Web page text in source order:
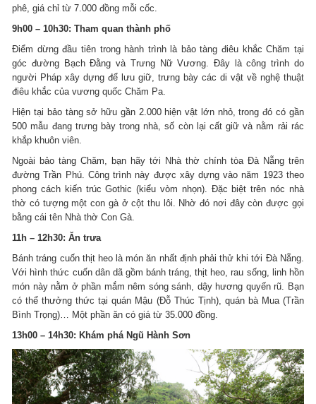
phê, giá chỉ từ 7.000 đồng mỗi cốc.
9h00 – 10h30: Tham quan thành phố
Điểm dừng đầu tiên trong hành trình là bảo tàng điêu khắc Chăm tại
góc đường Bạch Đằng và Trưng Nữ Vương. Đây là công trình do
người Pháp xây dựng để lưu giữ, trưng bày các di vật về nghệ thuật
điêu khắc của vương quốc Chăm Pa.
Hiện tại bảo tàng sở hữu gần 2.000 hiện vật lớn nhỏ, trong đó có gần
500 mẫu đang trưng bày trong nhà, số còn lại cất giữ và nằm rải rác
khắp khuôn viên.
Ngoài bảo tàng Chăm, bạn hãy tới Nhà thờ chính tòa Đà Nẵng trên
đường Trần Phú. Công trình này được xây dựng vào năm 1923 theo
phong cách kiến trúc Gothic (kiểu vòm nhọn). Đặc biệt trên nóc nhà
thờ có tượng một con gà ở cột thu lôi. Nhờ đó nơi đây còn được gọi
bằng cái tên Nhà thờ Con Gà.
11h – 12h30: Ăn trưa
Bánh tráng cuốn thịt heo là món ăn nhất định phải thử khi tới Đà Nẵng.
Với hình thức cuốn dân dã gồm bánh tráng, thịt heo, rau sống, linh hồn
món này nằm ở phần mắm nêm sóng sánh, dậy hương quyến rũ. Bạn
có thể thưởng thức tại quán Mậu (Đỗ Thúc Tịnh), quán bà Mua (Trần
Bình Trọng)… Một phần ăn có giá từ 35.000 đồng.
13h00 – 14h30: Khám phá Ngũ Hành Sơn